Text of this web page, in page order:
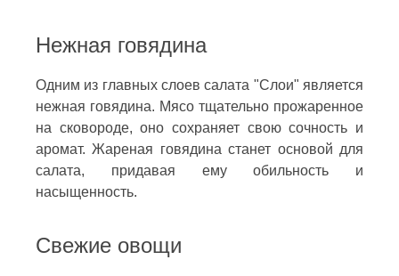
Нежная говядина
Одним из главных слоев салата "Слои" является
нежная говядина. Мясо тщательно прожаренное
на сковороде, оно сохраняет свою сочность и
аромат. Жареная говядина станет основой для
салата, придавая ему обильность и
насыщенность.
Свежие овощи